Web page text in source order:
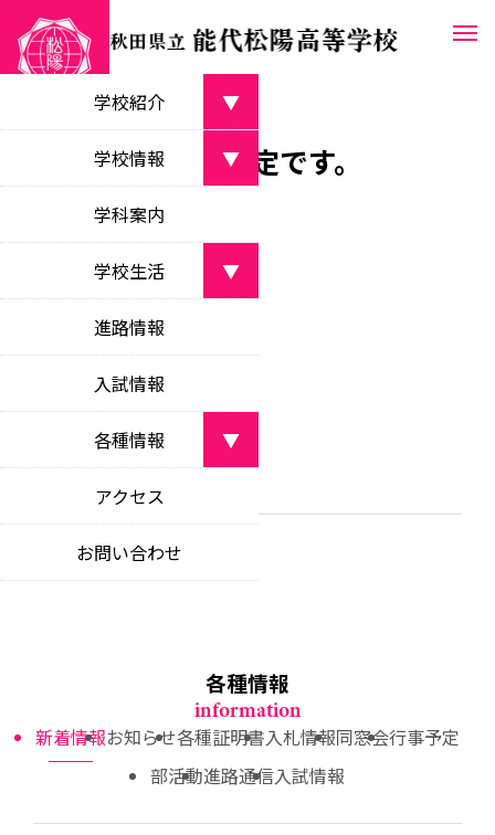
学校紹介
▼
学校長あいさつ
学校目標
objectives
沿革
school history
校名・校章・校歌等
about the school
学校情報
▼
学校案内パンフレット
教育課程
curriculum
校時表
class schedule
学校いじめ防止
bullying prevention
教育理念
educational philosophy
中期ビジョン
学科案内
学校生活
▼
部活動
学校行事
school events
生徒会活動
student council activities
特色ある教育活動
unique educational opportunities
進路情報
入試情報
各種情報
▼
新着情報
お知らせ
notices
competitive bidding information
同窓会
アクセス
お問い合わせ
1月の月間行事予定です。
行事予定 2025.12.23
月間行事予定(１月)
各種情報
information
新着情報お知らせ各種証明書入札情報同窓会行事予定
部活動進路通信入試情報